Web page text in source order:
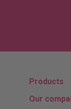
Products
Our